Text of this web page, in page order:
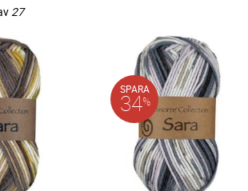
27
SPARA
34%